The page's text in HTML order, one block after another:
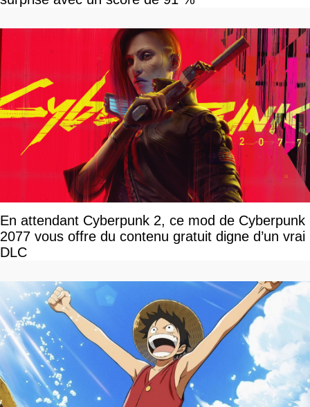
En attendant Cyberpunk 2, ce mod de Cyberpunk
2077 vous offre du contenu gratuit digne d’un vrai
DLC